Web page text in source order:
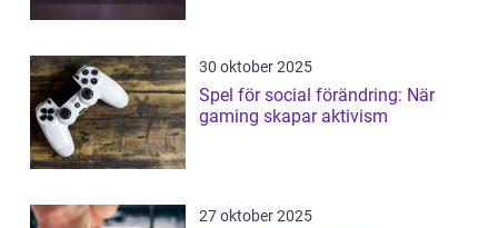
30 oktober 2025
Spel för social förändring: När
gaming skapar aktivism
27 oktober 2025